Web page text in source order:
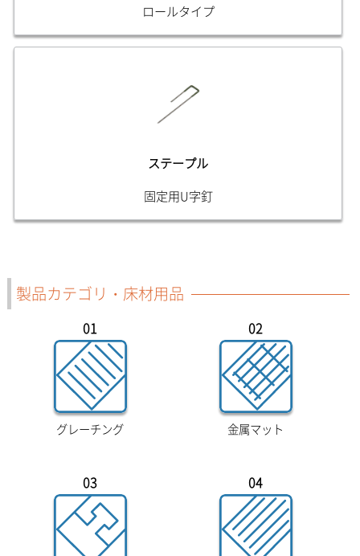
ロールタイプ
ステープル
固定用U字釘
製品カテゴリ・床材用品
01
グレーチング
02
金属マット
03 04